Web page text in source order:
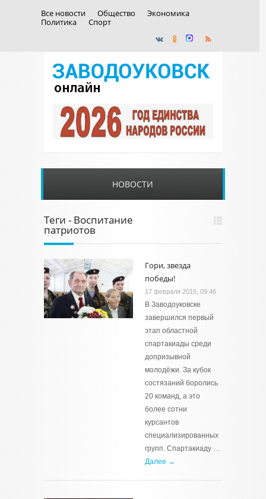
Все новости Общество
Экономика
Политика
Спорт
НОВОСТИ
Теги - Воспитание
патриотов
Гори, звезда
победы!
17 февраля 2015, 09:46
В Заводоуковске
завершился первый
этап областной
спартакиады среди
допризывной
молодёжи. За кубок
состязаний боролись
20 команд, а это
более сотни
курсантов
специализированных
групп. Спартакиаду …
Далее →